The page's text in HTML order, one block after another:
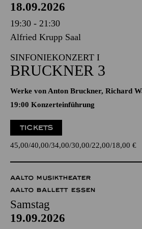
18.09.2026
19:30 - 21:30
Alfried Krupp Saal
SINFONIEKONZERT I
BRUCKNER 3
Werke von Anton Bruckner, Richard
19:00 Konzerteinführung
TICKETS
45,00 40,00 34,00 30,00 22,00 18,00 €
AALTO MUSIKTHEATER
AALTO BALLETT ESSEN
Samstag
19.09.2026